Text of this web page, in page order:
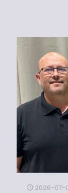
2026-07-